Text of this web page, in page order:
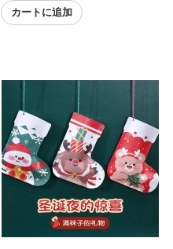
カートに追加